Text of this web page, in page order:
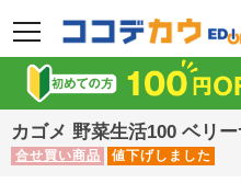
メニュー
カゴメ 野菜生活100 ベリ
合せ買い商品 値下げしました